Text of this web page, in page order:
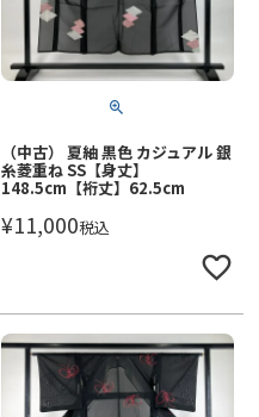
（中古） 夏紬 黒色 カジュアル 銀
糸菱重ね SS【身丈】
148.5cm【裄丈】62.5cm
¥11,000税込